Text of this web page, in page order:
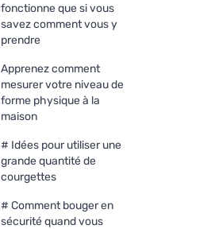
fonctionne que si vous
savez comment vous y
prendre
Apprenez comment
mesurer votre niveau de
forme physique à la
maison
# Idées pour utiliser une
grande quantité de
courgettes
# Comment bouger en
sécurité quand vous